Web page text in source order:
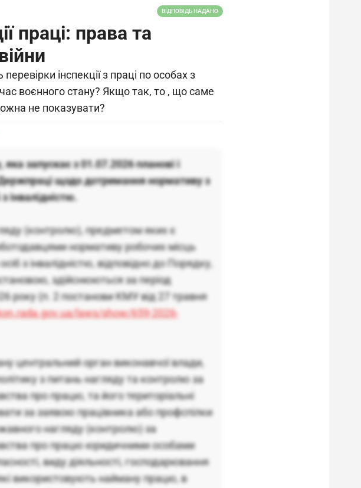
ВІДПОВІДЬ НАДАНО
праці: права та
інспекції з праці по особах з
воєнного стану? Якщо так, то , що саме
не показувати?
запускає з 01.07.2026 планові і
щодо дотримання нормативу з
інвалідністю.
(контролю), предметом яких є
нормативу робочих місць
з інвалідністю, відповідно до Порядку,
здійснюються за період
року (п. 2 постанови КМУ від 27 травня
laws/show/659-2026-
центральний орган виконавчої влади,
з питань нагляду та контролю за
про працю, та його територіальні
за заявою працівника або профспілки
нагляду (контролю) за
про працю юридичними особами
виду діяльності, господарювання
використовують найману працю, в